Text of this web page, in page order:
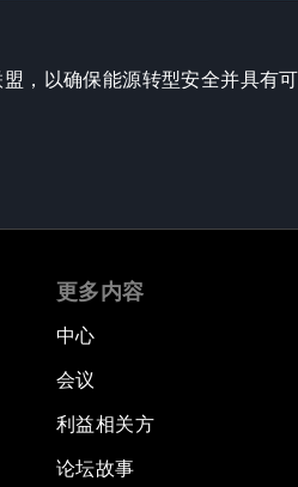
，以确保能源转型安全并具有
更多内容
中心
会议
利益相关方
论坛故事